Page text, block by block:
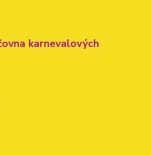
karnevalových